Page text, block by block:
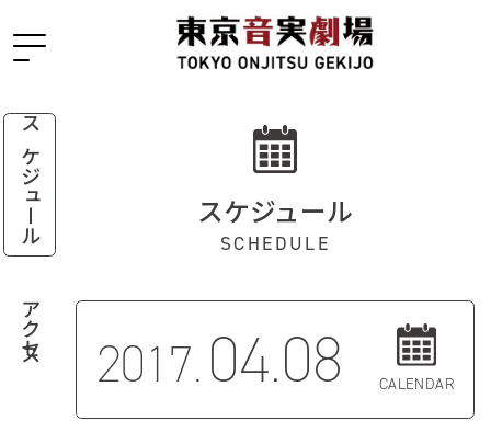
スケジュール
アクセス
スケジュール
SCHEDULE
2017.04.08 CALENDAR